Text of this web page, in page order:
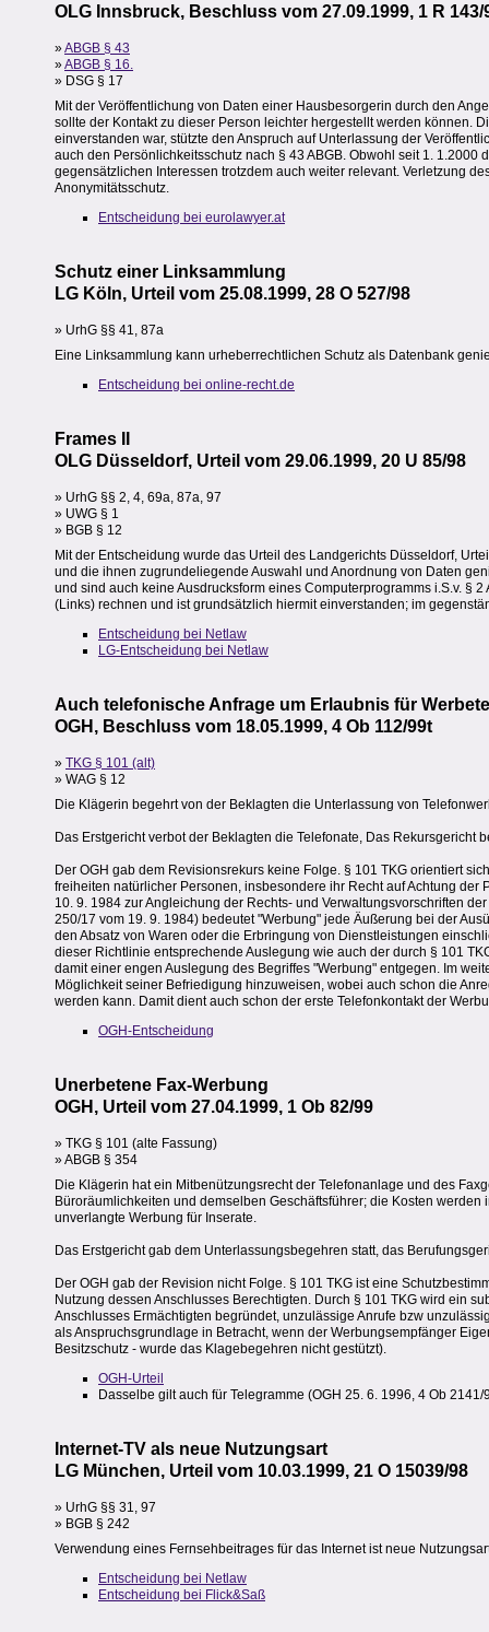
OLG Innsbruck, Beschluss vom 27.09.1999, 1 R 143/
»ABGB § 43
»ABGB § 16.
» DSG § 17
Mit der Veröffentlichung von Daten einer Hausbesorgerin durch den
sollte der Kontakt zu dieser Person leichter hergestellt werden können.
einverstanden war, stützte den Anspruch auf Unterlassung der
auch den Persönlichkeitsschutz nach § 43 ABGB. Obwohl seit 1.
gegensätzlichen Interessen trotzdem auch weiter relevant. Verletzung
Anonymitätsschutz.
Entscheidung bei eurolawyer.at
Schutz einer Linksammlung
LG Köln, Urteil vom 25.08.1999, 28 O 527/98
» UrhG §§ 41, 87a
Eine Linksammlung kann urheberrechtlichen Schutz als Datenbank
Entscheidung bei online-recht.de
Frames II
OLG Düsseldorf, Urteil vom 29.06.1999, 20 U 85/98
» UrhG §§ 2, 4, 69a, 87a, 97
» UWG § 1
» BGB § 12
Mit der Entscheidung wurde das Urteil des Landgerichts Düsseldorf,
und die ihnen zugrundeliegende Auswahl und Anordnung von Daten
und sind auch keine Ausdrucksform eines Computerprogramms i.S.v. §
(Links) rechnen und ist grundsätzlich hiermit einverstanden; im
Entscheidung bei Netlaw
LG-Entscheidung bei Netlaw
Auch telefonische Anfrage um Erlaubnis für
OGH, Beschluss vom 18.05.1999, 4 Ob 112/99t
» TKG § 101 (alt)
» WAG § 12
Die Klägerin begehrt von der Beklagten die Unterlassung von
Das Erstgericht verbot der Beklagten die Telefonate, Das Rekursgericht
Der OGH gab dem Revisionsrekurs keine Folge. § 101 TKG orientiert
freiheiten natürlicher Personen, insbesondere ihr Recht auf Achtung
10. 9. 1984 zur Angleichung der Rechts- und Verwaltungsvorschriften
250/17 vom 19. 9. 1984) bedeutet "Werbung" jede Äußerung bei der
den Absatz von Waren oder die Erbringung von Dienstleistungen
dieser Richtlinie entsprechende Auslegung wie auch der durch § 101
damit einer engen Auslegung des Begriffes "Werbung" entgegen. Im
Möglichkeit seiner Befriedigung hinzuweisen, wobei auch schon die
werden kann. Damit dient auch schon der erste Telefonkontakt der
OGH-Entscheidung
Unerbetene Fax-Werbung
OGH, Urteil vom 27.04.1999, 1 Ob 82/99
» TKG § 101 (alte Fassung)
» ABGB § 354
Die Klägerin hat ein Mitbenützungsrecht der Telefonanlage und des
Büroräumlichkeiten und demselben Geschäftsführer; die Kosten
unverlangte Werbung für Inserate.
Das Erstgericht gab dem Unterlassungsbegehren statt, das
Der OGH gab der Revision nicht Folge. § 101 TKG ist eine
Nutzung dessen Anschlusses Berechtigten. Durch § 101 TKG wird ein
Anschlusses Ermächtigten begründet, unzulässige Anrufe bzw
als Anspruchsgrundlage in Betracht, wenn der Werbungsempfänger
Besitzschutz - wurde das Klagebegehren nicht gestützt).
OGH-Urteil
Dasselbe gilt auch für Telegramme (OGH 25. 6. 1996, 4 Ob
Internet-TV als neue Nutzungsart
LG München, Urteil vom 10.03.1999, 21 O 15039/98
» UrhG §§ 31, 97
» BGB § 242
Verwendung eines Fernsehbeitrages für das Internet ist neue
Entscheidung bei Netlaw
Entscheidung bei Flick&Saß